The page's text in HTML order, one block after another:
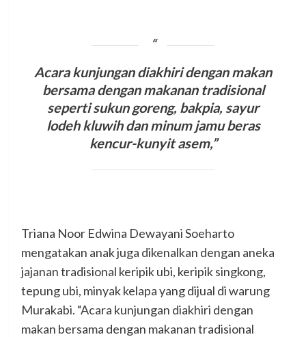
Acara kunjungan diakhiri dengan makan
bersama dengan makanan tradisional
seperti sukun goreng, bakpia, sayur
lodeh kluwih dan minum jamu beras
kencur-kunyit asem,”
Triana Noor Edwina Dewayani Soeharto
mengatakan anak juga dikenalkan dengan aneka
jajanan tradisional keripik ubi, keripik singkong,
tepung ubi, minyak kelapa yang dijual di warung
Murakabi. “Acara kunjungan diakhiri dengan
makan bersama dengan makanan tradisional